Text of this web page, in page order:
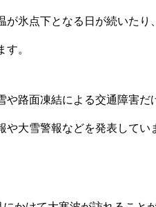
が氷点下となる日が続いた
。
や路面凍結による交通障害
や大雪警報などを発表して